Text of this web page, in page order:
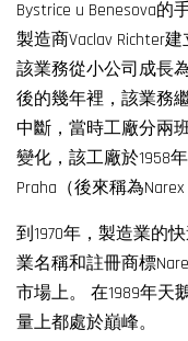
Bystrice u Benesova
製造商Vaclav Richter
該業務從小公司成長
後的幾年裡，該業務
中斷，當時工廠分兩
變化，該工廠於1958
Praha（後來稱為
到1970年，製造業的
業名稱和註冊商標
市場上。 在1989年天
量上都處於巔峰。